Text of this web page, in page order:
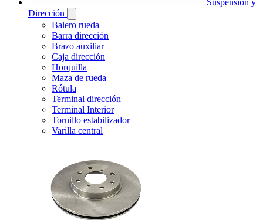
Suspensión y
Dirección
Balero rueda
Barra dirección
Brazo auxiliar
Caja dirección
Horquilla
Maza de rueda
Rótula
Terminal dirección
Terminal Interior
Tornillo estabilizador
Varilla central